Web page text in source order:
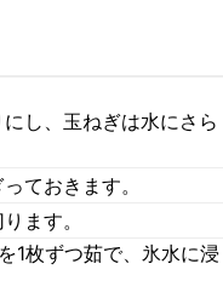
し、玉ねぎは水にさら
ておきます。
ます。
1枚ずつ茹で、氷水に浸